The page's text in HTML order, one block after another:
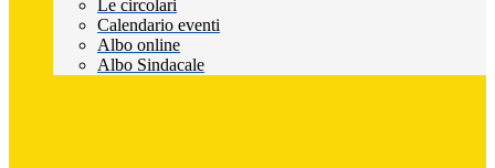
Le circolari
Calendario eventi
Albo online
Albo Sindacale